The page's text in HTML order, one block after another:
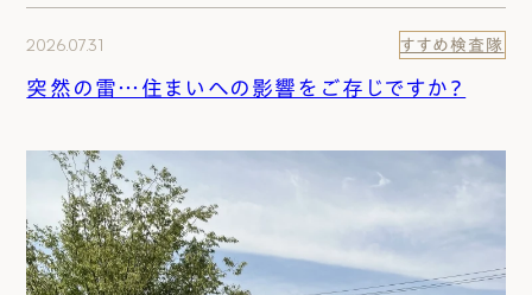
2026.07.31 すすめ検査隊
突然の雷…住まいへの影響をご存じですか？